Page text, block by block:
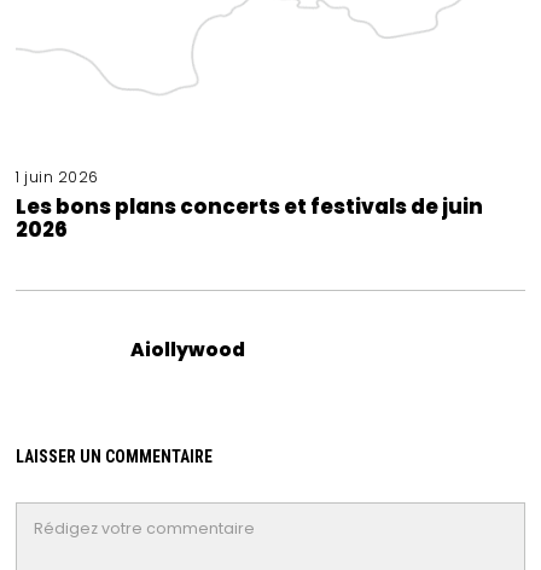
1 juin 2026
Les bons plans concerts et festivals de juin
2026
Aiollywood
LAISSER UN COMMENTAIRE